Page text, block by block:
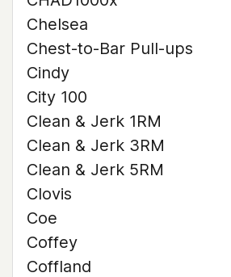
Chelsea
Chest-to-Bar Pull-ups
Cindy
City 100
Clean & Jerk 1RM
Clean & Jerk 3RM
Clean & Jerk 5RM
Clovis
Coe
Coffey
Coffland